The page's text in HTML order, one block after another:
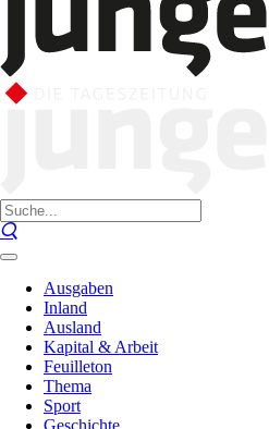
Ausgaben
Inland
Ausland
Kapital & Arbeit
Feuilleton
Thema
Sport
Geschichte